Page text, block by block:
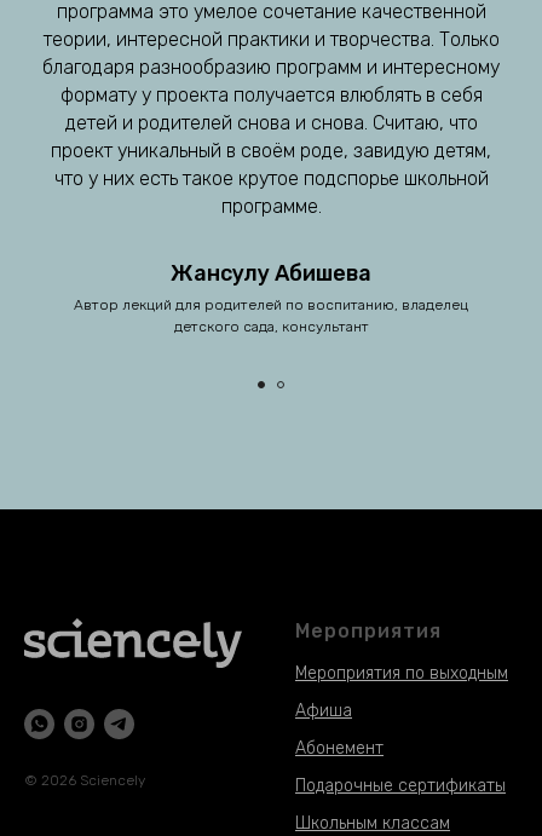
программа это умелое сочетание качественной
теории, интересной практики и творчества. Только
благодаря разнообразию программ и интересному
формату у проекта получается влюблять в себя
детей и родителей снова и снова. Считаю, что
проект уникальный в своём роде, завидую детям,
что у них есть такое крутое подспорье школьной
программе.
ЖансулуАбишева
Автор лекций для родителей по воспитанию, владелец
детского сада, консультант
© 2026 Sciencely
Мероприятия
Мероприятия по выходным
Афиша
Абонемент
Подарочные сертификаты
Школьным классам